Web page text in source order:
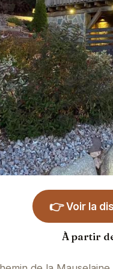
👉 Voir la
À partir